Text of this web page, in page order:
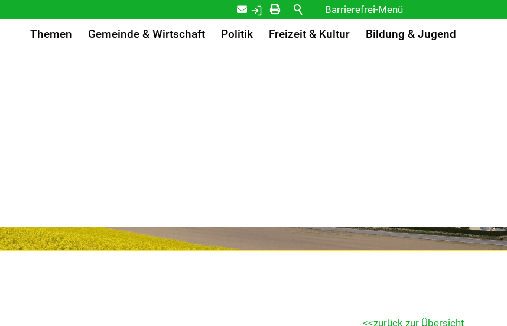
Barrierefrei-Menü
Powered by Weblication® CMS
Kontakt
LoginDrucken
Themen Gemeinde & Wirtschaft Politik Freizeit & Kultur Bildung & Jugend
zurück zur Übersicht